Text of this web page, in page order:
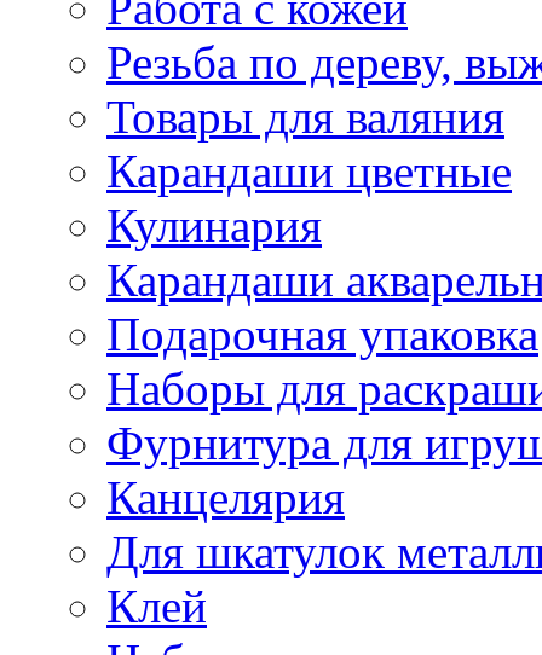
Резьба по дереву,
Товары для валяния
Карандаши цветные
Кулинария
Карандаши
Подарочная упаковка
Наборы для
Фурнитура для
Канцелярия
Для шкатулок
Клей